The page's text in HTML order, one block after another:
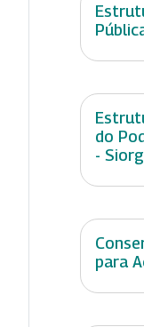
do
- Siorg
para